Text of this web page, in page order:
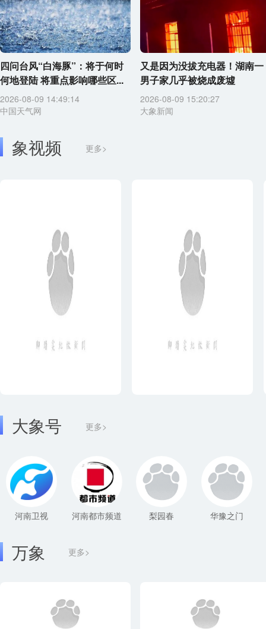
四问台风“白海豚”：将于何时
何地登陆 将重点影响哪些区...
2026-08-09 14:49:14
中国天气网
又是因为没拔充电器！湖南一
男子家几乎被烧成废墟
2026-08-09 15:20:27
大象新闻
象视频 更多>
大象号 更多>
河南卫视 河南都市频道 梨园春 华豫之门
更多>
万象